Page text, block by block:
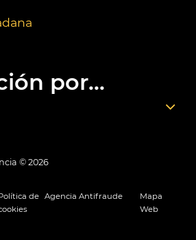
por...
© 2026
de Agencia Antifraude
Mapa
Web